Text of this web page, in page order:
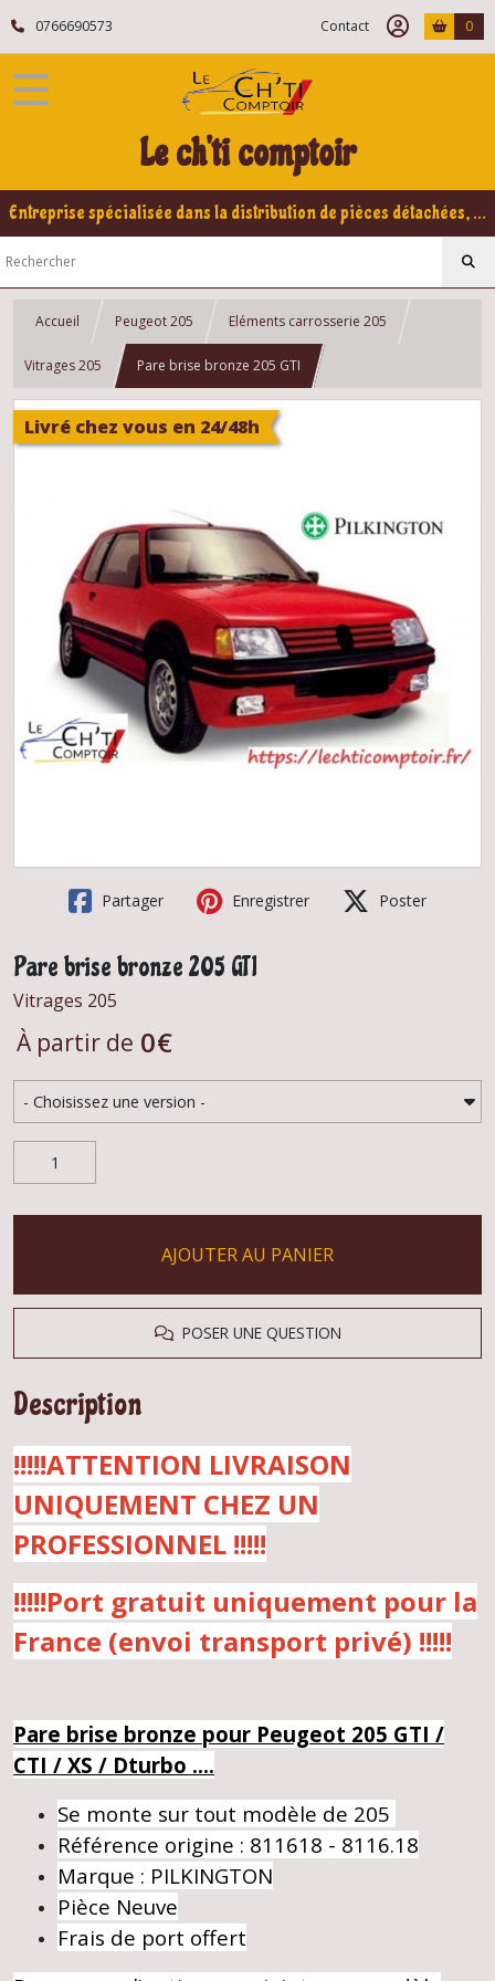
0766690573 Contact 0
Le ch'ti comptoir
Entreprise spécialisée dans la distribution de pièces détachées, refabrication pour voitures Yountimers Peugeot 205 GTI, 309 GTI - GTI16
Accueil Peugeot 205 Eléments carrosserie 205
Vitrages 205 Pare brise bronze 205 GTI
Livré chez vous en 24/48h
Partager Enregistrer Poster
Pare brise bronze 205 GTI
Vitrages 205
À partir de 0€
AJOUTER AU PANIER
POSER UNE QUESTION
Description
!!!!!ATTENTION LIVRAISON
UNIQUEMENT CHEZ UN
PROFESSIONNEL !!!!!
!!!!!Port gratuit uniquement pour la
France (envoi transport privé) !!!!!
Pare brise bronze pour Peugeot 205 GTI /
CTI / XS / Dturbo ....
Se monte sur tout modèle de 205
Référence origine : 811618 - 8116.18
Marque : PILKINGTON
Pièce Neuve
Frais de port offert